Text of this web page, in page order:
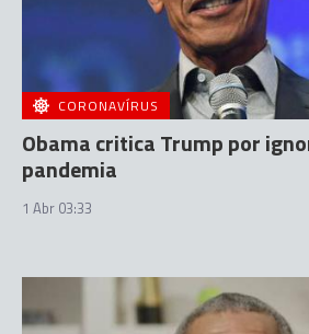
CORONAVÍRUS
Obama critica Trump por
pandemia
1 Abr 03:33